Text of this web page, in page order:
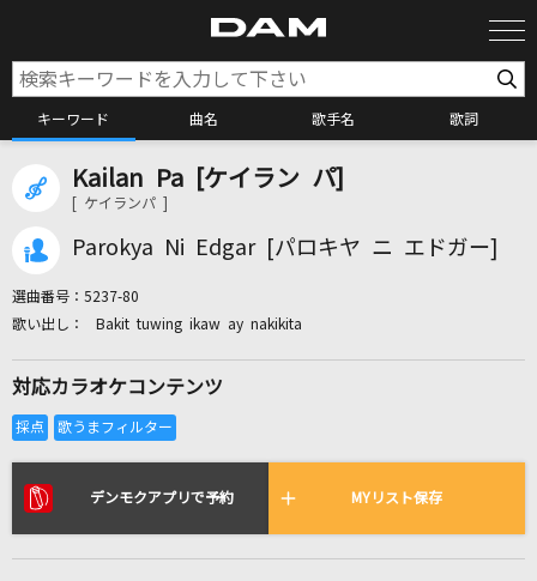
キーワード 曲名 歌手名 歌詞
カラオケ検索
カラオケ店舗検索
リアルタイムで歌われている曲の一覧
Kailan Pa [ケイラン パ]
[ ケイランパ ]
Parokya Ni Edgar [パロキヤ ニ エドガー]
選曲番号： 5237-80
Bakit tuwing ikaw ay nakikita
対応カラオケコンテンツ
デンモクアプリで予約 MYリスト保存